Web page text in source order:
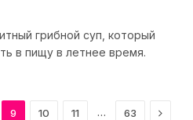
грибной суп, который
в пищу в летнее время.
9 10 11 … 63 Next